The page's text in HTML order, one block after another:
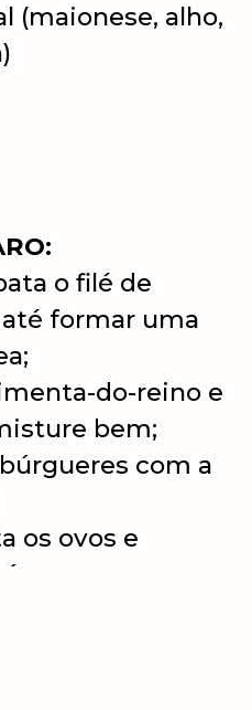
(maionese, alho,
o filé de
formar uma
do-reino e
bem;
com a
os ovos e